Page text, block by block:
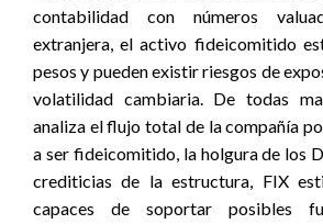
contabilidad con números
extranjera, el activo fideicomitido
pesos y pueden existir riesgos de
volatilidad cambiaria. De todas
analiza el flujo total de la compañía
a ser fideicomitido, la holgura de los
crediticias de la estructura, FIX
capaces de soportar posibles